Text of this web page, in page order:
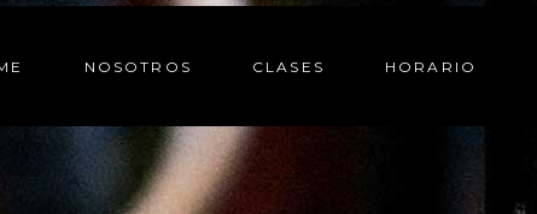
NOSOTROS CLASES HORARIO